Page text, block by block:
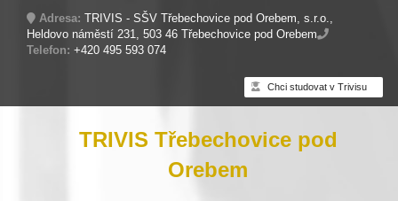
Adresa: TRIVIS - SŠV Třebechovice pod Orebem, s.r.o.,
Heldovo náměstí 231, 503 46 Třebechovice pod Orebem
Telefon: +420 495 593 074
Chci studovat v Trivisu
TRIVIS Třebechovice pod
Orebem